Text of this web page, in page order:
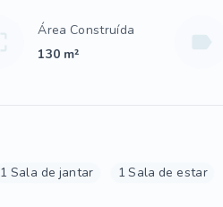
Área Construída
130 m²
1 Sala de jantar 1 Sala de estar